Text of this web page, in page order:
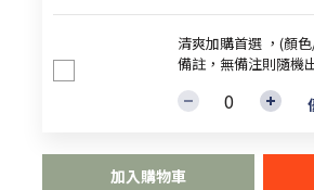
清爽加購首選 ，(顏
備註，無備注則隨機出
加入購物車